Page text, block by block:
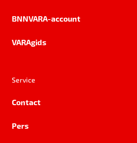
BNNVARA-account
VARAgids
Service
Contact
Pers